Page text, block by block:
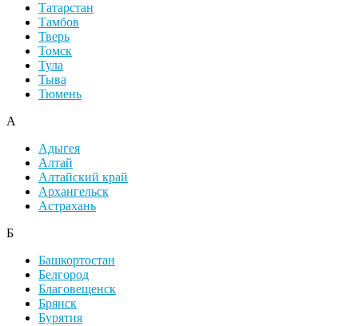
Татарстан
Тамбов
Тверь
Томск
Тула
Тыва
Тюмень
А
Адыгея
Алтай
Алтайский край
Архангельск
Астрахань
Б
Башкортостан
Белгород
Благовещенск
Брянск
Бурятия